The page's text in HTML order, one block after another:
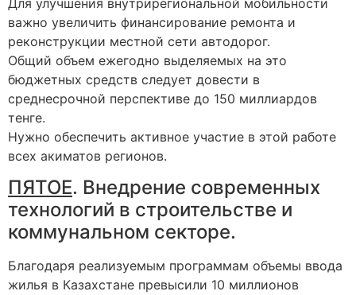
важно увеличить финансирование ремонта и
реконструкции местной сети автодорог.
Общий объем ежегодно выделяемых на это
бюджетных средств следует довести в
среднесрочной перспективе до 150 миллиардов
тенге.
Нужно обеспечить активное участие в этой работе
всех акиматов регионов.
ПЯТОЕ. Внедрение современных
технологий в строительстве и
коммунальном секторе.
Благодаря реализуемым программам объемы ввода
жилья в Казахстане превысили 10 миллионов